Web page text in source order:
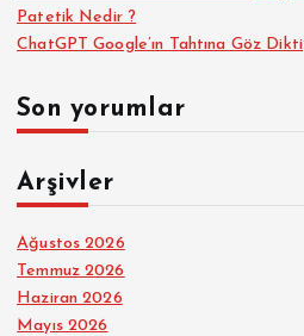
Patetik Nedir ?
ChatGPT Google’ın Tahtına Göz Dikti
Son yorumlar
Arşivler
Ağustos 2026
Temmuz 2026
Haziran 2026
Mayıs 2026